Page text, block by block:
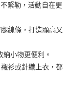
結算日後寄送繳費提
大直營門市／銀行轉
店將買賣／分期付款
，商店將以您的個人
緊勒，活動自在更
線條，打造顯高又
小物更便利。
衫或針織上衣，都